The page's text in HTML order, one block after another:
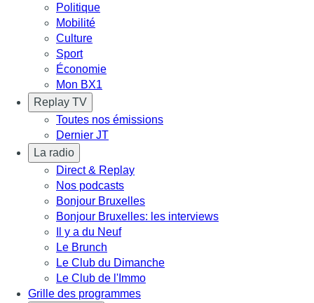
Politique
Mobilité
Culture
Sport
Économie
Mon BX1
Replay TV
Toutes nos émissions
Dernier JT
La radio
Direct & Replay
Nos podcasts
Bonjour Bruxelles
Bonjour Bruxelles: les interviews
Il y a du Neuf
Le Brunch
Le Club du Dimanche
Le Club de l'Immo
Grille des programmes